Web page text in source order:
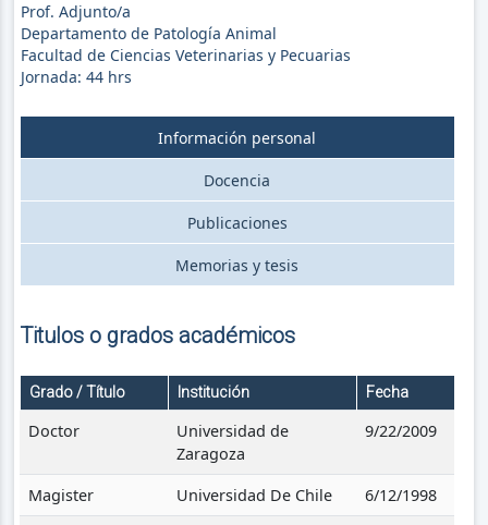
Prof. Adjunto/a
Departamento de Patología Animal
Facultad de Ciencias Veterinarias y Pecuarias
Jornada: 44hrs
Información personal
Docencia
Publicaciones
Memorias y tesis
Titulos o grados académicos
Grado / Título Institución Fecha
Doctor
Universidad de
Zaragoza
9/22/2009
Magister Universidad De Chile
6/12/1998